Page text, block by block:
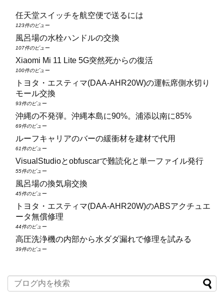
任天堂スイッチを航空便で送るには
123件のビュー
風呂場の水栓ハンドルの交換
107件のビュー
Xiaomi Mi 11 Lite 5G突然死からの復活
100件のビュー
トヨタ・エスティマ(DAA‑AHR20W)の運転席側水切り
モール交換
93件のビュー
沖縄の不発弾。沖縄本島に90%。浦添以南に85%
69件のビュー
ルーフキャリアのバーの緩衝材を建材で代用
61件のビュー
VisualStudioとobfuscarで難読化と単一ファイル発行
55件のビュー
風呂場の換気扇交換
45件のビュー
トヨタ・エスティマ(DAA‑AHR20W)のABSアクチュエ
ータ無償修理
44件のビュー
高圧洗浄機の内部から水ダダ漏れで修理を試みる
39件のビュー